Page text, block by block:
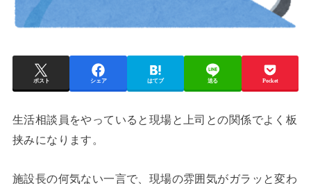
ポスト シェア はてブ 送る Pocket
生活相談員をやっていると現場と上司との関係でよく板
挟みになります。
施設長の何気ない一言で、現場の雰囲気がガラッと変わ